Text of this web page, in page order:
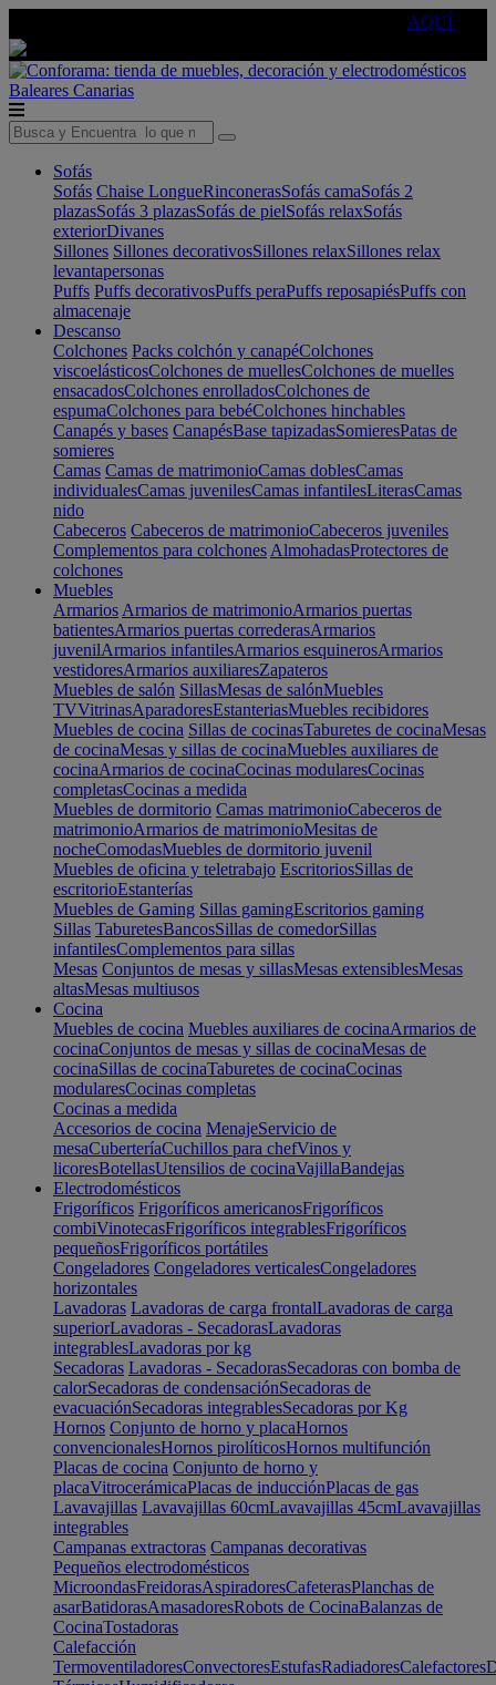
AQUÍ
Baleares Canarias
Sofás
Sofás Chaise LongueRinconerasSofás camaSofás 2
plazasSofás 3 plazasSofás de pielSofás relaxSofás
exteriorDivanes
Sillones Sillones decorativosSillones relaxSillones relax
levantapersonas
Puffs Puffs decorativosPuffs peraPuffs reposapiésPuffs con
almacenaje
Descanso
Colchones Packs colchón y canapéColchones
viscoelásticosColchones de muellesColchones de muelles
ensacadosColchones enrolladosColchones de
espumaColchones para bebéColchones hinchables
Canapés y bases CanapésBase tapizadasSomieresPatas de
somieres
Camas Camas de matrimonioCamas doblesCamas
individualesCamas juvenilesCamas infantilesLiterasCamas
nido
Cabeceros Cabeceros de matrimonioCabeceros juveniles
Complementos para colchones AlmohadasProtectores de
colchones
Muebles
Armarios Armarios de matrimonioArmarios puertas
batientesArmarios puertas correderasArmarios
juvenilArmarios infantilesArmarios esquinerosArmarios
vestidoresArmarios auxiliaresZapateros
Muebles de salón SillasMesas de salónMuebles
TVVitrinasAparadoresEstanteriasMuebles recibidores
Muebles de cocina Sillas de cocinasTaburetes de cocinaMesas
de cocinaMesas y sillas de cocinaMuebles auxiliares de
cocinaArmarios de cocinaCocinas modularesCocinas
completasCocinas a medida
Muebles de dormitorio Camas matrimonioCabeceros de
matrimonioArmarios de matrimonioMesitas de
nocheComodasMuebles de dormitorio juvenil
Muebles de oficina y teletrabajo EscritoriosSillas de
escritorioEstanterías
Muebles de Gaming Sillas gamingEscritorios gaming
Sillas TaburetesBancosSillas de comedorSillas
infantilesComplementos para sillas
Mesas Conjuntos de mesas y sillasMesas extensiblesMesas
altasMesas multiusos
Cocina
Muebles de cocina Muebles auxiliares de cocinaArmarios de
cocinaConjuntos de mesas y sillas de cocinaMesas de
cocinaSillas de cocinaTaburetes de cocinaCocinas
modularesCocinas completas
Cocinas a medida
Accesorios de cocina MenajeServicio de
mesaCuberteríaCuchillos para chefVinos y
licoresBotellasUtensilios de cocinaVajillaBandejas
Electrodomésticos
Frigoríficos Frigoríficos americanosFrigoríficos
combiVinotecasFrigoríficos integrablesFrigoríficos
pequeñosFrigoríficos portátiles
Congeladores Congeladores verticalesCongeladores
horizontales
Lavadoras Lavadoras de carga frontalLavadoras de carga
superiorLavadoras - SecadorasLavadoras
integrablesLavadoras por kg
Secadoras Lavadoras - SecadorasSecadoras con bomba de
calorSecadoras de condensaciónSecadoras de
evacuaciónSecadoras integrablesSecadoras por Kg
Hornos Conjunto de horno y placaHornos
convencionalesHornos pirolíticosHornos multifunción
Placas de cocina Conjunto de horno y
placaVitrocerámicaPlacas de inducciónPlacas de gas
Lavavajillas Lavavajillas 60cmLavavajillas 45cmLavavajillas
integrables
Campanas extractoras Campanas decorativas
Pequeños electrodomésticos
MicroondasFreidorasAspiradoresCafeterasPlanchas de
asarBatidorasAmasadoresRobots de CocinaBalanzas de
CocinaTostadoras
Calefacción
TermoventiladoresConvectoresEstufasRadiadoresCalefactores